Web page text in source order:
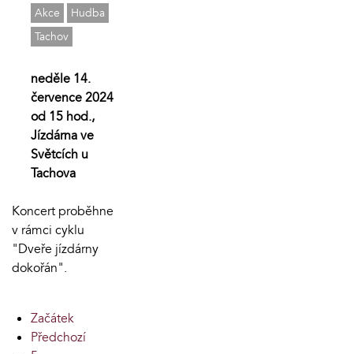
Akce
Hudba
Tachov
neděle 14.
července 2024
od 15 hod.,
Jízdárna ve
Světcích u
Tachova
Koncert proběhne
v rámci cyklu
"Dveře jízdárny
dokořán".
Začátek
Předchozí